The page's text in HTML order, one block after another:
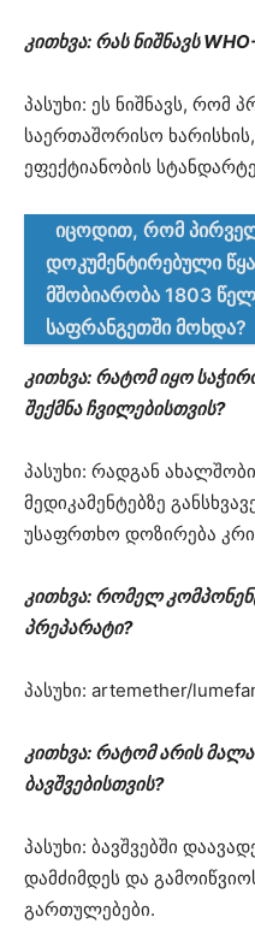
კითხვა: რას ნიშნავს
პასუხი: ეს ნიშნავს, რომ
საერთაშორისო
ეფექტიანობის
იცოდით, რომ
დოკუმენტირებული
მშობიარობა 1803
საფრანგეთში მოხდა?
კითხვა: რატომ იყო
შექმნა ჩვილებისთვის?
პასუხი: რადგან
მედიკამენტებზე
უსაფრთხო დოზირება
კითხვა: რომელ
პრეპარატი?
პასუხი: artemether/
კითხვა: რატომ არის
ბავშვებისთვის?
პასუხი: ბავშვებში
დამძიმდეს და
გართულებები.